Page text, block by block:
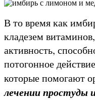
В то время как
кладезем
активность,
потогонное
которые помогают
лечении простуды